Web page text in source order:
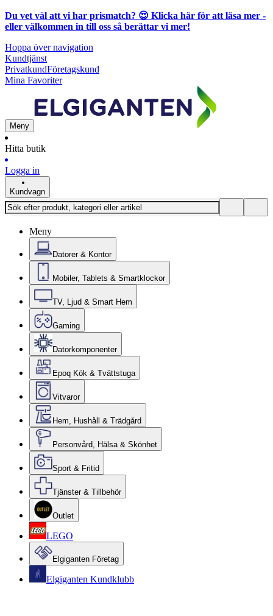
Du vet väl att vi har prismatch? 😍 Klicka här för att läsa mer -
eller välkommen in till oss så berättar vi mer!
Hoppa över navigation
Kundtjänst
PrivatkundFöretagskund
Mina Favoriter
Meny
Hitta butik
Logga in
Kundvagn
Meny
Datorer & Kontor
Mobiler, Tablets & Smartklockor
TV, Ljud & Smart Hem
Gaming
Datorkomponenter
Epoq Kök & Tvättstuga
Vitvaror
Hem, Hushåll & Trädgård
Personvård, Hälsa & Skönhet
Sport & Fritid
Tjänster & Tillbehör
Outlet
LEGO
Elgiganten Företag
Elgiganten Kundklubb